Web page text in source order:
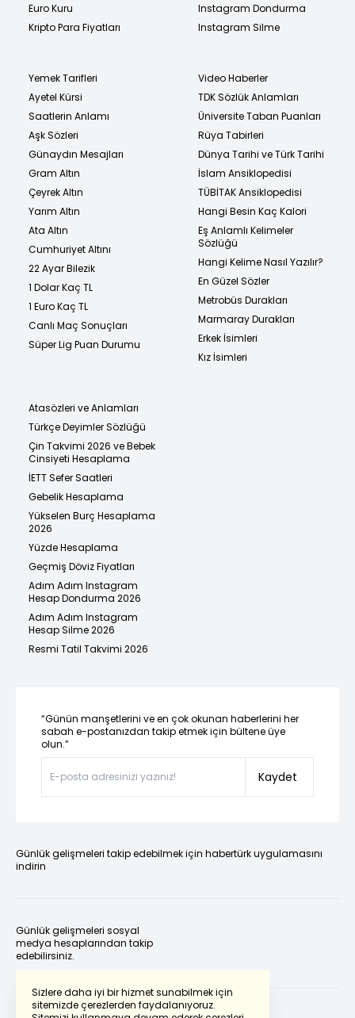
Sizlere daha iyi bir hizmet sunabilmek için
sitemizde çerezlerden faydalanıyoruz.
Euro Kuru
Kripto Para Fiyatları
Instagram Dondurma
Instagram Silme
Yemek Tarifleri
Ayetel Kürsi
Saatlerin Anlamı
Aşk Sözleri
Günaydın Mesajları
Gram Altın
Çeyrek Altın
Yarım Altın
Ata Altın
Cumhuriyet Altını
22 Ayar Bilezik
1 Dolar Kaç TL
1 Euro Kaç TL
Canlı Maç Sonuçları
Süper Lig Puan Durumu
Video Haberler
TDK Sözlük Anlamları
Üniversite Taban Puanları
Rüya Tabirleri
Dünya Tarihi ve Türk Tarihi
İslam Ansiklopedisi
TÜBİTAK Ansiklopedisi
Hangi Besin Kaç Kalori
Eş Anlamlı Kelimeler
Sözlüğü
Hangi Kelime Nasıl Yazılır?
En Güzel Sözler
Metrobüs Durakları
Marmaray Durakları
Erkek İsimleri
Kız İsimleri
Atasözleri ve Anlamları
Türkçe Deyimler Sözlüğü
Çin Takvimi 2026 ve Bebek
Cinsiyeti Hesaplama
İETT Sefer Saatleri
Gebelik Hesaplama
Yükselen Burç Hesaplama
2026
Yüzde Hesaplama
Geçmiş Döviz Fiyatları
Adım Adım Instagram
Hesap Dondurma 2026
Adım Adım Instagram
Hesap Silme 2026
Resmi Tatil Takvimi 2026
“Günün manşetlerini ve en çok okunan haberlerini her
sabah e-postanızdan takip etmek için bültene üye
olun.”
Kaydet
Günlük gelişmeleri takip edebilmek için habertürk uygulamasını
indirin
Günlük gelişmeleri sosyal
medya hesaplarından takip
edebilirsiniz.